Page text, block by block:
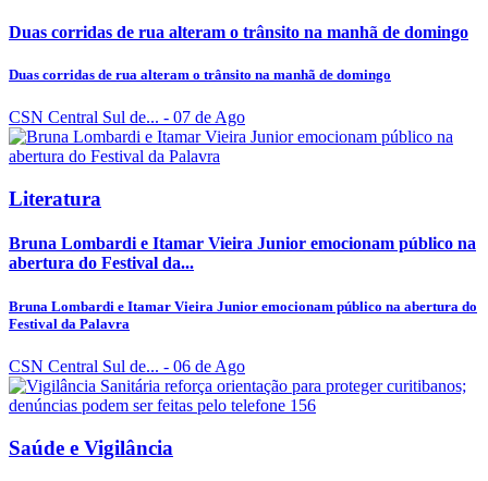
Duas corridas de rua alteram o trânsito na manhã de domingo
Duas corridas de rua alteram o trânsito na manhã de domingo
CSN Central Sul de... - 07 de Ago
Literatura
Bruna Lombardi e Itamar Vieira Junior emocionam público na
abertura do Festival da...
Bruna Lombardi e Itamar Vieira Junior emocionam público na abertura do
Festival da Palavra
CSN Central Sul de... - 06 de Ago
Saúde e Vigilância